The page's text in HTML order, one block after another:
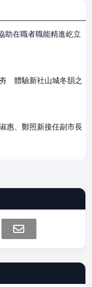
在職者職能精進屹立
體驗新社山城冬韻之
惠、鄭照新接任副市長